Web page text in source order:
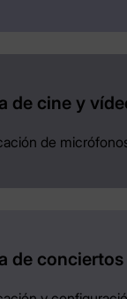
de cine y
de
de